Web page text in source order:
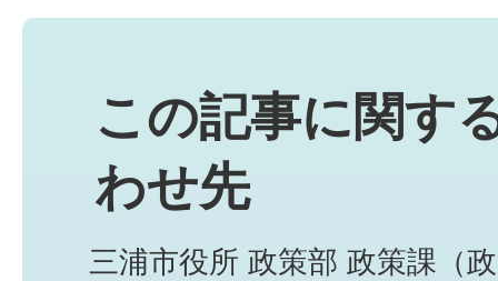
この記事に関す
わせ先
三浦市役所 政策部 政策課（